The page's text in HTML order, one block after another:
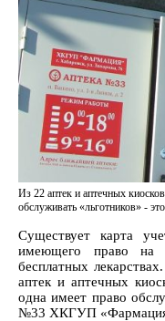
Из 22 аптек и аптечных
обслуживать «льготников» -
Существует карта
имеющего право на
бесплатных
аптек и аптечных
одна имеет право
№33 ХКГУП